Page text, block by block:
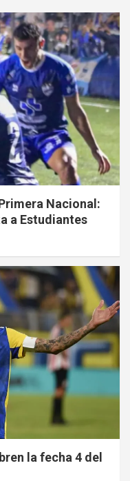
Nacional:
a Estudiantes
la fecha 4 del